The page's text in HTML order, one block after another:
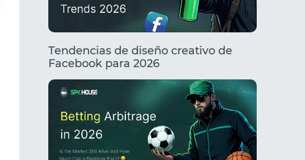
Tendencias de diseño creativo de
Facebook para 2026